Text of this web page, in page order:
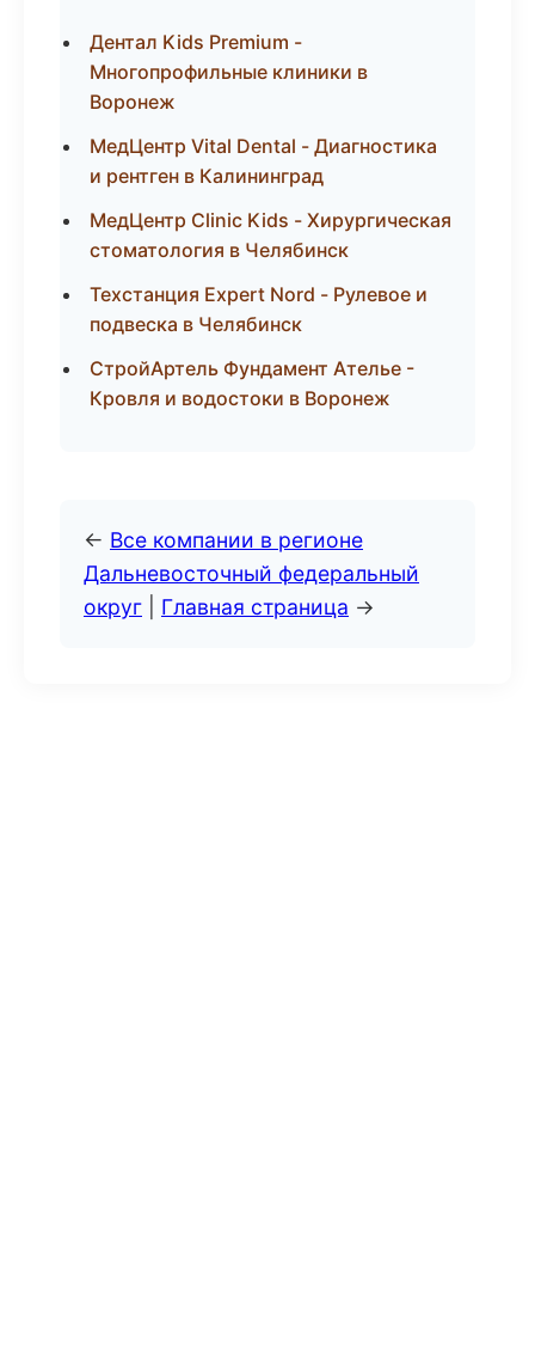
Дентал Kids Premium -
Многопрофильные клиники в
Воронеж
МедЦентр Vital Dental - Диагностика
и рентген в Калининград
МедЦентр Clinic Kids - Хирургическая
стоматология в Челябинск
Техстанция Expert Nord - Рулевое и
подвеска в Челябинск
СтройАртель Фундамент Ателье -
Кровля и водостоки в Воронеж
← Все компании в регионе
Дальневосточный федеральный
округ
Главная страница →